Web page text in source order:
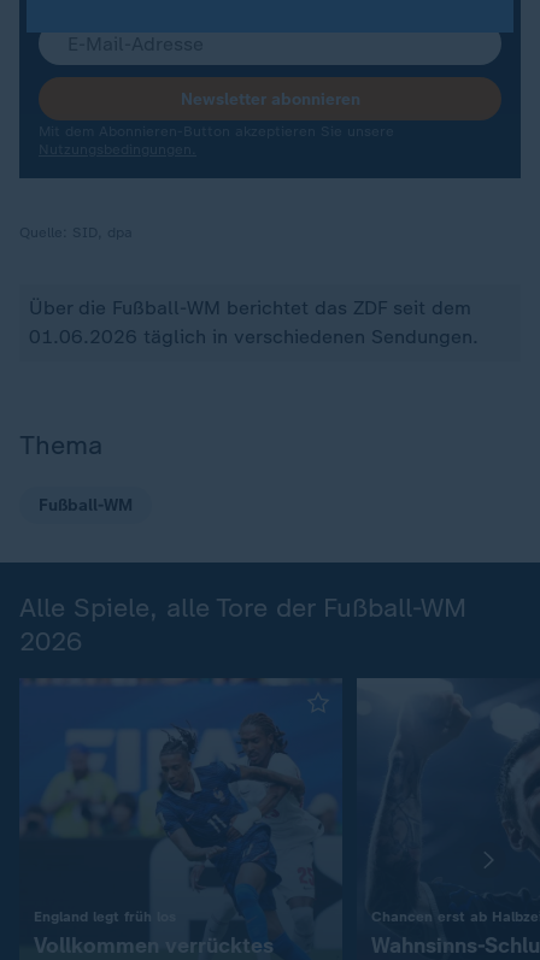
Newsletter abonnieren
Über die Fußball-WM berichtet das ZDF seit dem
01.06.2026 täglich in verschiedenen Sendungen.
Thema
Fußball-WM
Alle Spiele, alle Tore der Fußball-WM
2026
England legt früh los
Vollkommen verrücktes
Chancen erst ab
Wahnsinns-